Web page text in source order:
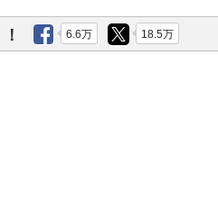
6.6万 18.5万